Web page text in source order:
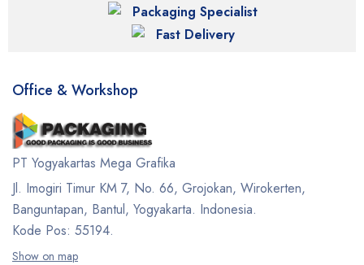
Packaging Specialist
Fast Delivery
Office & Workshop
PT Yogyakartas Mega Grafika
Jl. Imogiri Timur KM 7, No. 66, Grojokan, Wirokerten,
Banguntapan, Bantul, Yogyakarta. Indonesia.
Kode Pos: 55194.
Show on map